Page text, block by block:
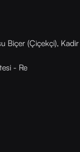
Biçer (Çiçekçi),
- Re